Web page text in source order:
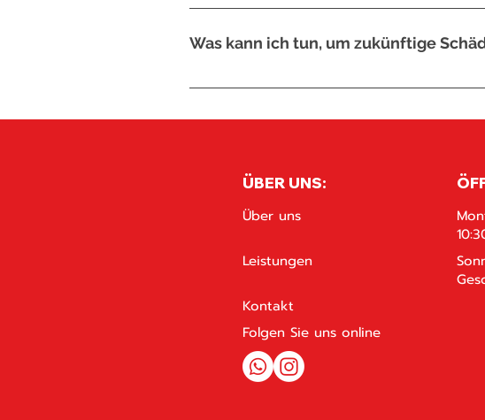
Ja, es ist ratsam, eine Sicherungskopie Ihrer
Was kann ich tun, um zukünftige
Verwenden Sie Schutzhüllen und
ÜBER UNS:
Über uns
Leistungen
Kontakt
Folgen Sie uns online